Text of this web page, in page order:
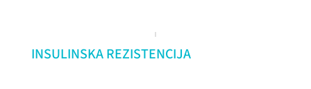
INSULINSKA REZISTENCIJA